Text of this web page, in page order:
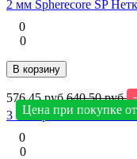
2 мм Spherecore SP
0
0
В корзину
Цена при покупке
576.45 руб.640.50 руб.
3 мм Spherecore SP
0
0